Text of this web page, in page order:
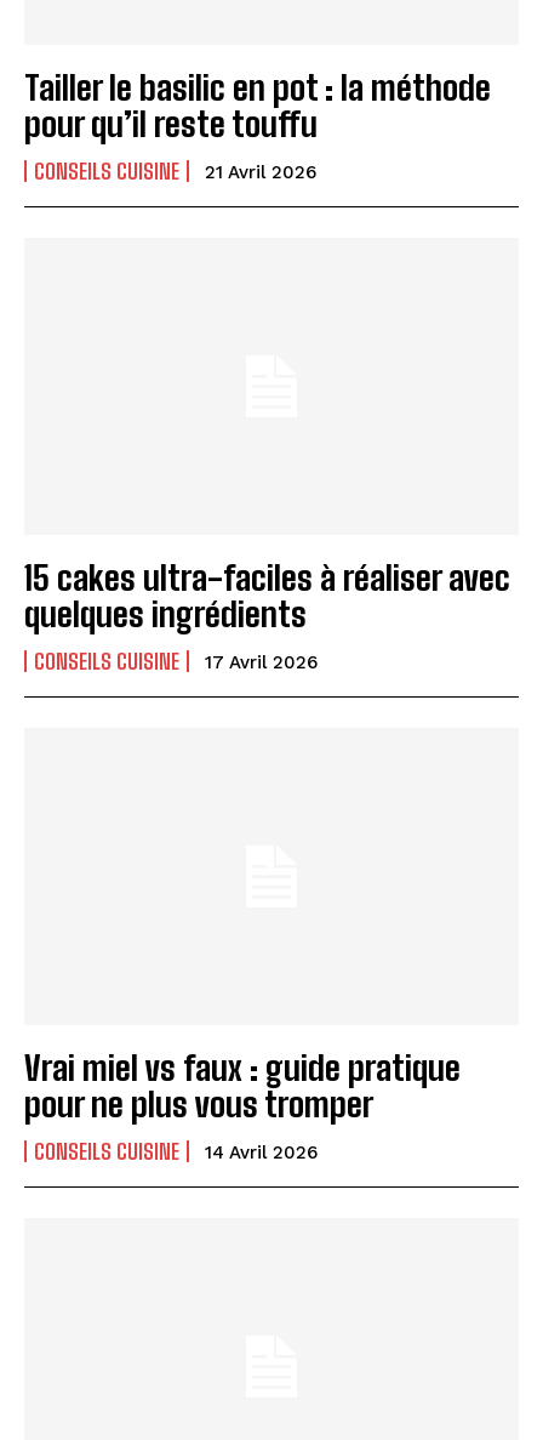
Tailler le basilic en pot : la méthode
pour qu’il reste touffu
CONSEILS CUISINE 21 Avril 2026
15 cakes ultra-faciles à réaliser avec
quelques ingrédients
CONSEILS CUISINE 17 Avril 2026
Vrai miel vs faux : guide pratique
pour ne plus vous tromper
CONSEILS CUISINE 14 Avril 2026